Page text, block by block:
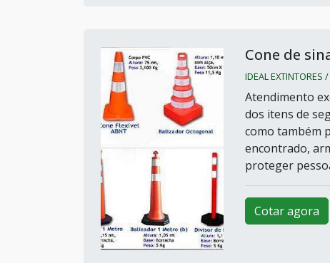
Cone de
IDEAL EXTINTORES
Atendimento
dos itens de
como também
encontrado,
proteger
Cotar agora